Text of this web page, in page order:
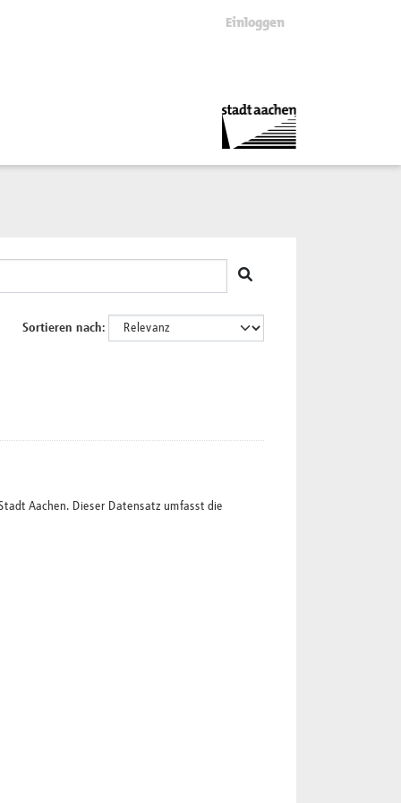
Einloggen
Sortieren nach
Aachen. Dieser Datensatz umfasst die